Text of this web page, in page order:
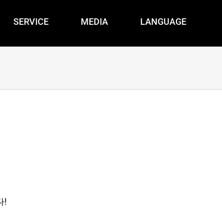
SERVICE MEDIA LANGUAGE
!